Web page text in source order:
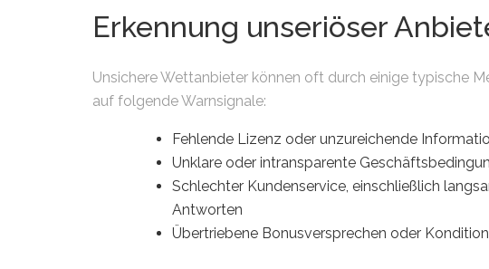
Erkennung unseriöser
Unsichere Wettanbieter können oft durch einige typische
auf folgende Warnsignale:
Fehlende Lizenz oder unzureichende
Unklare oder intransparente
Schlechter Kundenservice, einschließlich
Antworten
Übertriebene Bonusversprechen oder